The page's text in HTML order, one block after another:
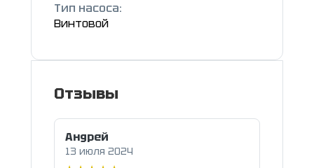
Тип насоса:
Винтовой
Отзывы
Андрей
13 июля 2024